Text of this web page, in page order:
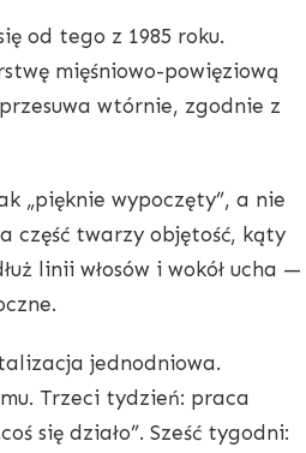
od tego z 1985 roku.
mięśniowo-powięziową
wtórnie, zgodnie z
„pięknie wypoczęty”, a nie
część twarzy objętość, kąty
linii włosów i wokół ucha —
jednodniowa.
Trzeci tydzień: praca
się działo”. Sześć tygodni: